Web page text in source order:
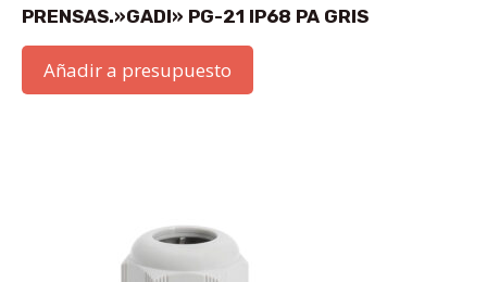
PRENSAS.»GADI» PG-21 IP68 PA GRIS
Añadir a presupuesto